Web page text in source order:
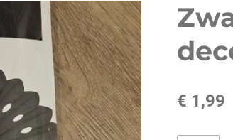
€ 1,99